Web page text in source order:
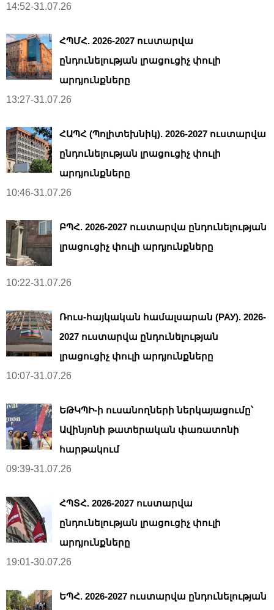
14:52-31.07.26
ՀՊՄՀ. 2026-2027 ուստարվա
ընդունելության լրացուցիչ փուլի
արդյունքները
13:27-31.07.26
ՀԱՊՀ (Պոլիտեխնիկ). 2026-2027 ուստարվա
ընդունելության լրացուցիչ փուլի
արդյունքները
10:46-31.07.26
ԲՊՀ. 2026-2027 ուստարվա ընդունելության
լրացուցիչ փուլի արդյունքները
10:22-31.07.26
Ռուս-հայկական համալսարան (РАУ). 2026-
2027 ուստարվա ընդունելության
լրացուցիչ փուլի արդյունքները
10:07-31.07.26
ԵԹԿՊԻ-ի ուսանողների ներկայացումը՝
Ավինյոնի թատերական փառատոնի
հարթակում
09:39-31.07.26
ՀՊՏՀ. 2026-2027 ուստարվա
ընդունելության լրացուցիչ փուլի
արդյունքները
19:01-30.07.26
ԵՊՀ. 2026-2027 ուստարվա ընդունելության